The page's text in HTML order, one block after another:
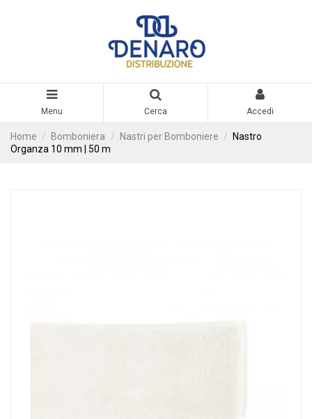
Menu Cerca Accedi
Home Bomboniera Nastri per Bomboniere
Nastro
Organza 10 mm | 50 m